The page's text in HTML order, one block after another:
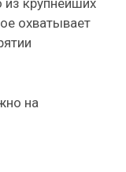
из крупнейших
охватывает
на